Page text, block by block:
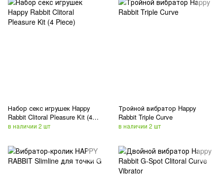
Набор секс игрушек Happy
Rabbit Clitoral Pleasure Kit (4
Piece)
в наличии 2 шт
Тройной вибратор Happy
Rabbit Triple Curve
в наличии 2 шт